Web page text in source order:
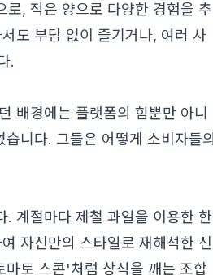
로, 적은 양으로 다양한 경험을 추
도 부담 없이 즐기거나, 여러 사
.
배경에는 플랫폼의 힘뿐만 아니
니다. 그들은 어떻게 소비자들의
. 계절마다 제철 과일을 이용한 한
자신만의 스타일로 재해석한 신
토 스콘'처럼 상식을 깨는 조합